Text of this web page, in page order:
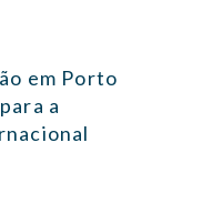
em Porto
a